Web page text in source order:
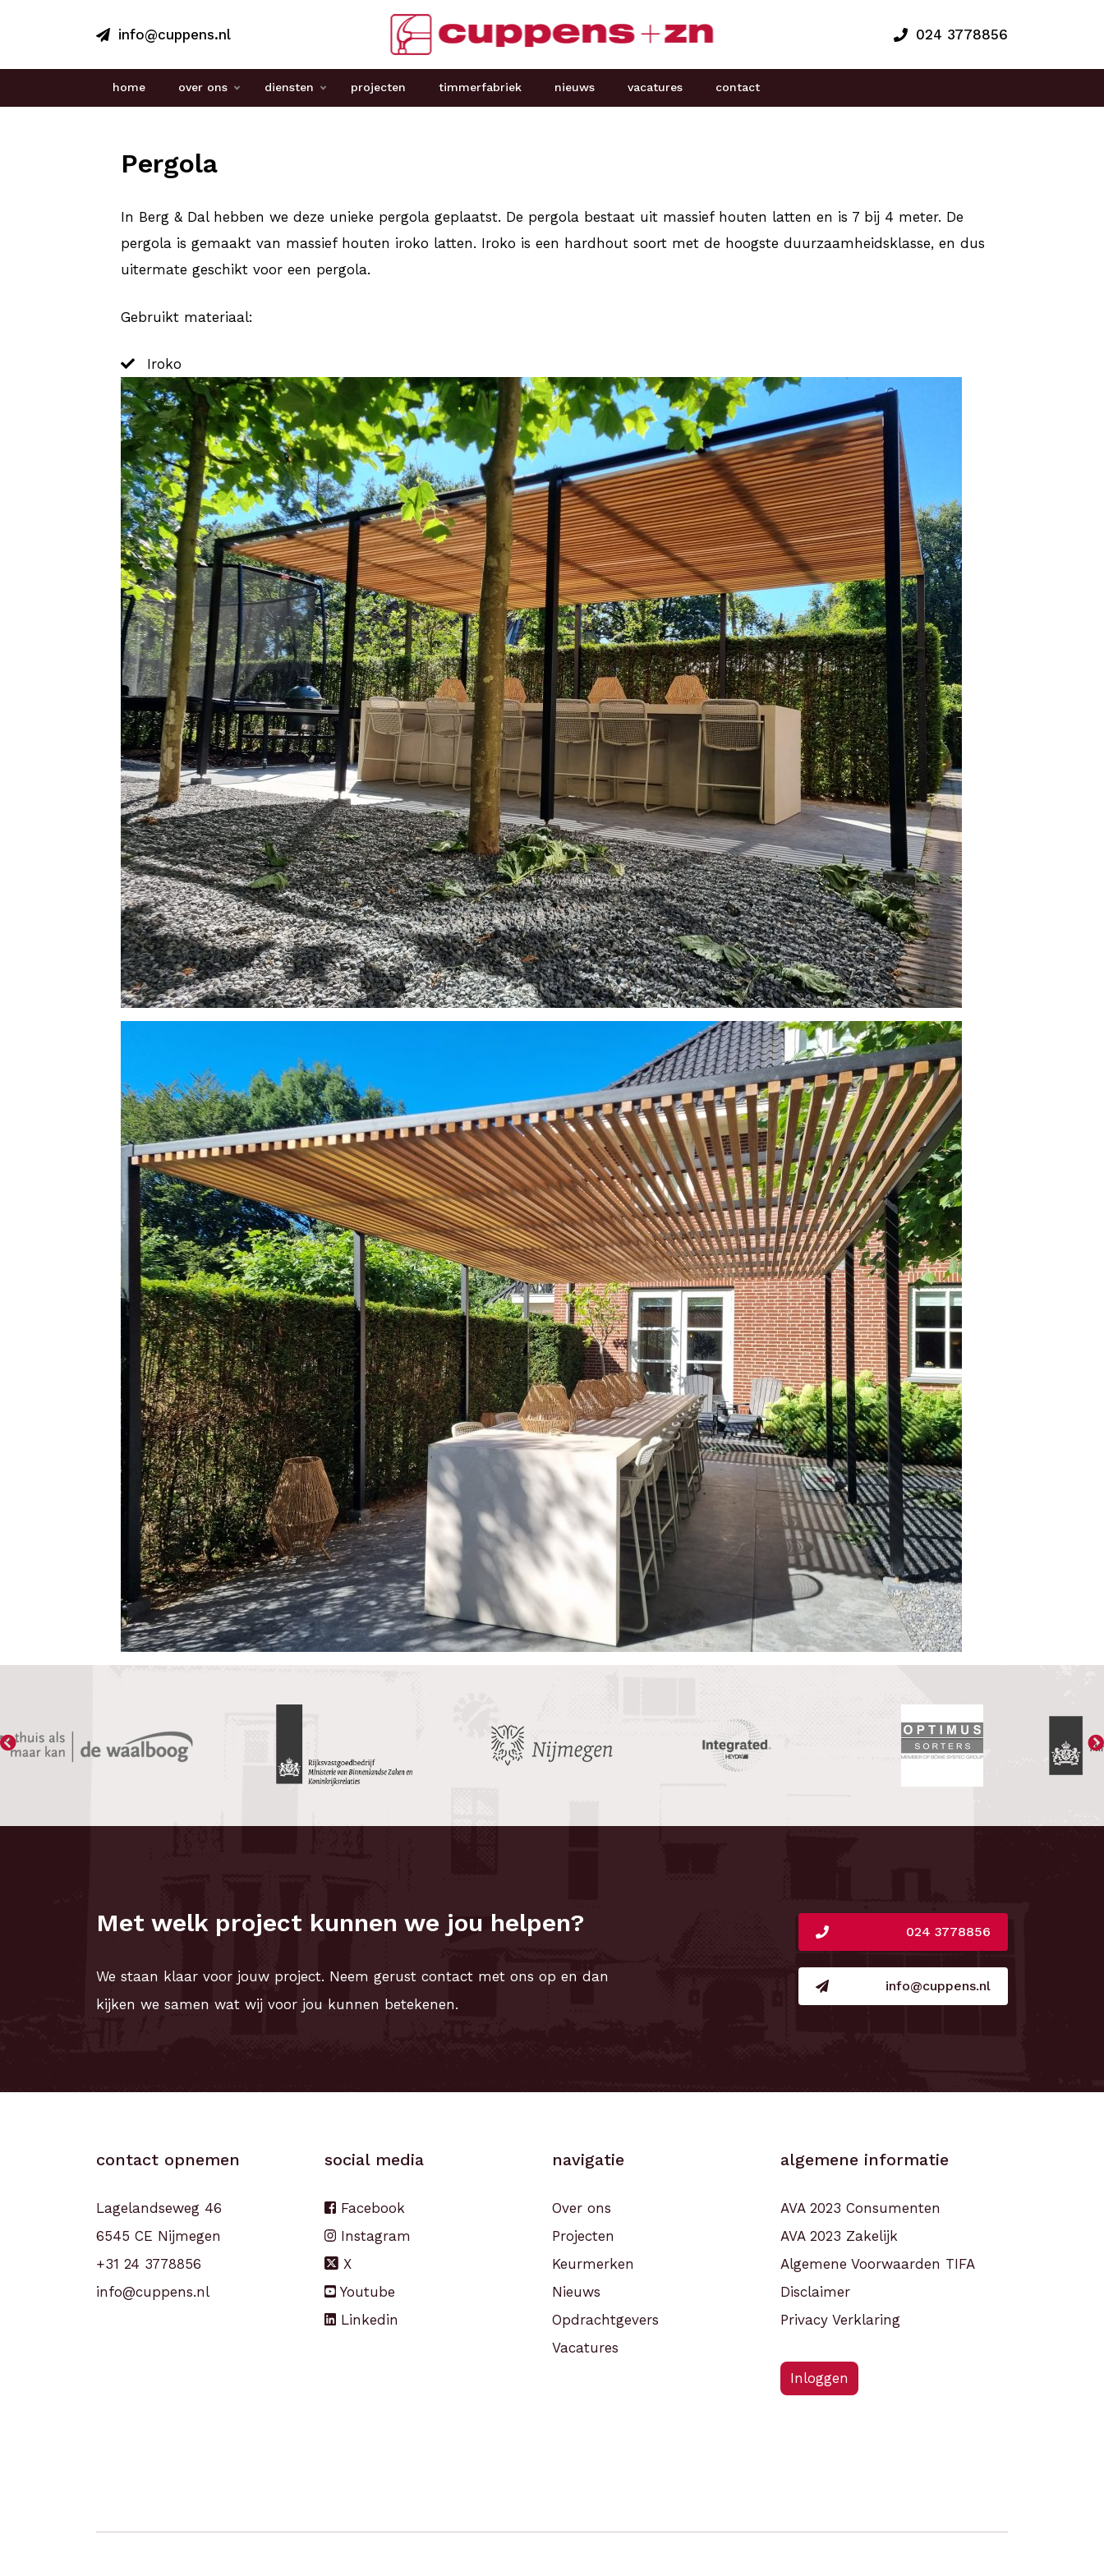
info@cuppens.nl 024 3778856
home over ons diensten projecten timmerfabriek nieuws vacatures contact
Pergola
Pergola
In Berg & Dal hebben we deze unieke pergola geplaatst. De pergola bestaat uit massief houten latten en is 7 bij 4 meter. De
pergola is gemaakt van massief houten iroko latten. Iroko is een hardhout soort met de hoogste duurzaamheidsklasse, en dus
uitermate geschikt voor een pergola.
Gebruikt materiaal:
Iroko
Met welk project kunnen we jou helpen?
We staan klaar voor jouw project. Neem gerust contact met ons op en dan
kijken we samen wat wij voor jou kunnen betekenen.
024 3778856
info@cuppens.nl
contact opnemen
Lagelandseweg 46
6545 CE Nijmegen
+31 24 3778856
info@cuppens.nl
social media
Facebook
Instagram
X
Youtube
Linkedin
navigatie
Over ons
Projecten
Keurmerken
Nieuws
Opdrachtgevers
Vacatures
algemene informatie
AVA 2023 Consumenten
AVA 2023 Zakelijk
Algemene Voorwaarden TIFA
Disclaimer
Privacy Verklaring
Inloggen